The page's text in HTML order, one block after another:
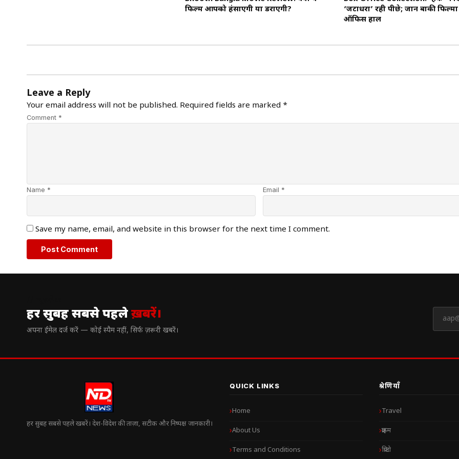
फिल्म आपको हंसाएगी या डराएगी?
‘जटाधरा’ रही पीछे; जानें बाकी
ऑफिस हाल
Leave a Reply
Your email address will not be published. Required fields are marked *
Comment *
Name * Email *
Save my name, email, and website in this browser for the next time I comment.
हर सुबह सबसे पहलेख़बरें।
अपना ईमेल दर्ज करें — कोई स्पैम नहीं, सिर्फ ज़रूरी खबरें।
हर सुबह सबसे पहले खबरें। देश-विदेश की ताज़ा, सटीक और निष्पक्ष जानकारी।
QUICK LINKS
Home
About Us
Terms and Conditions
श्रेणियाँ
Travel
क्राइम
क्रिप्टो